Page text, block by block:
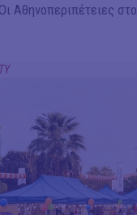
Αθηνοπεριπέτειες